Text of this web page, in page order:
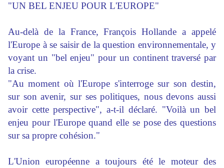
"UN BEL ENJEU POUR L'EUROPE"
Au-delà de la France, François Hollande a appelé
l'Europe à se saisir de la question environnementale, y
voyant un "bel enjeu" pour un continent traversé par
la crise.
"Au moment où l'Europe s'interroge sur son destin,
sur son avenir, sur ses politiques, nous devons aussi
avoir cette perspective", a-t-il déclaré. "Voilà un bel
enjeu pour l'Europe quand elle se pose des questions
sur sa propre cohésion."
L'Union européenne a toujours été le moteur des